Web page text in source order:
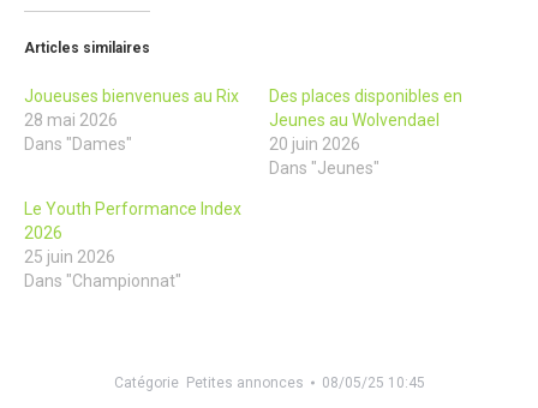
Articles similaires
Joueuses bienvenues au Rix
28 mai 2026
Dans "Dames"
Des places disponibles en
Jeunes au Wolvendael
20 juin 2026
Dans "Jeunes"
Le Youth Performance Index
2026
25 juin 2026
Dans "Championnat"
Catégorie Petites annonces 08/05/25 10:45